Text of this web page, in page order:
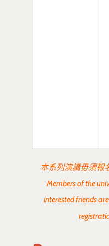
本系列演講毋須報
Members of the
interested friends